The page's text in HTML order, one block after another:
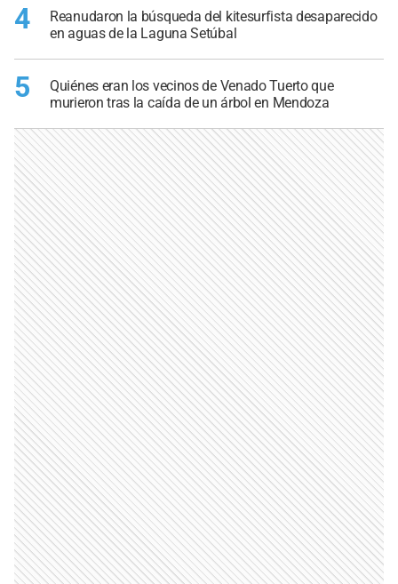
4
Reanudaron la búsqueda del kitesurfista desaparecido
en aguas de la Laguna Setúbal
5
Quiénes eran los vecinos de Venado Tuerto que
murieron tras la caída de un árbol en Mendoza